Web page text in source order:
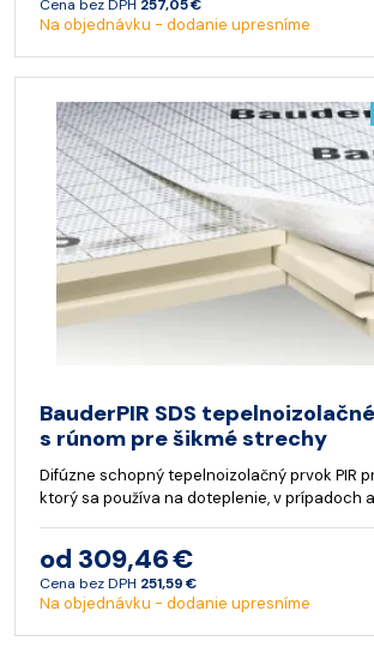
Cena bez DPH 257,05 €
Na objednávku - dodanie upresníme
BauderPIR SDS
s rúnom pre šikmé strechy
Difúzne schopný tepelnoizolačný prvok PIR
ktorý sa používa na doteplenie, v prípadoch
od 309,46 €
Cena bez DPH 251,59 €
Na objednávku - dodanie upresníme